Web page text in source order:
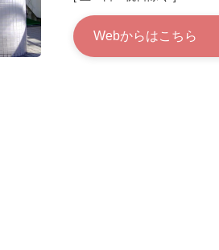
Webからはこちら